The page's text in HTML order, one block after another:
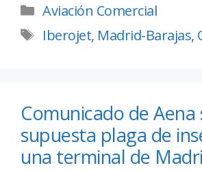
Aviación Comercial
Iberojet, Madrid-Barajas,
Comunicado de
supuesta plaga de
una terminal de